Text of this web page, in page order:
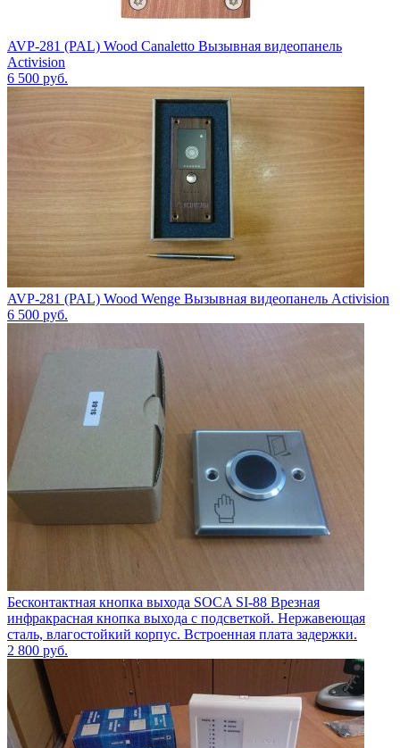
AVP-281 (PAL) Wood Canaletto Вызывная видеопанель
Activision
6 500 руб.
AVP-281 (PAL) Wood Wenge Вызывная видеопанель Activision
6 500 руб.
Бесконтактная кнопка выхода SOCA SI-88 Врезная
инфракрасная кнопка выхода с подсветкой. Нержавеющая
сталь, влагостойкий корпус. Встроенная плата задержки.
2 800 руб.